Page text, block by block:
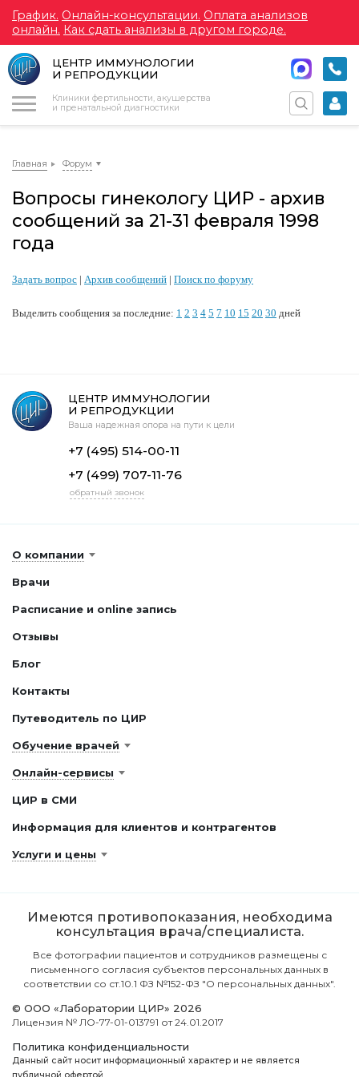
График. Онлайн-консультации. Оплата анализов
онлайн. Как сдать анализы в другом городе.
ЦЕНТР ИММУНОЛОГИИ
И РЕПРОДУКЦИИ
Клиники фертильности, акушерства
и пренатальной диагностики
Главная Форум
Вопросы гинекологу ЦИР - архив
сообщений за 21-31 февраля 1998
года
Задать вопрос | Архив сообщений | Поиск по форуму
Выделить сообщения за последние: 1 2 3 4 5 7 10 15 20 30 дней
ЦЕНТР ИММУНОЛОГИИ
И РЕПРОДУКЦИИ
Ваша надежная опора на пути к цели
+7 (495) 514-00-11
+7 (499) 707-11-76
обратный звонок
О компании
Врачи
Расписание и online запись
Отзывы
Блог
Контакты
Путеводитель по ЦИР
Обучение врачей
Онлайн-сервисы
ЦИР в СМИ
Информация для клиентов и контрагентов
Услуги и цены
Имеются противопоказания, необходима
консультация врача/специалиста.
Все фотографии пациентов и сотрудников размещены с
письменного согласия субъектов персональных данных в
соответствии со ст.10.1 ФЗ №152-ФЗ "О персональных данных".
© ООО «Лаборатории ЦИР» 2026
Лицензия № ЛО-77-01-013791 от 24.01.2017
Политика конфиденциальности
Данный сайт носит информационный характер и не является